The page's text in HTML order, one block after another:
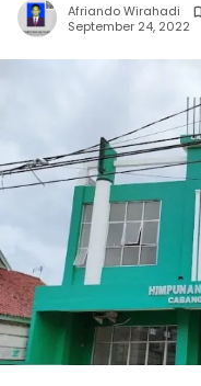
Afriando Wirahadi
September 24, 2022